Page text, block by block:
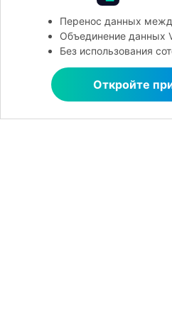
Перенос данных
Объединение данных
Без использования
Откройте
Открыть в
Открыть в